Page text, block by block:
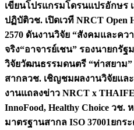
เขียนโปรแกรมโดรนแปรอักษร
ปฏิบัติวช. เปิดเวที NRCT Open
2570 ดันงานวิจัย “สังคมและค
จริง“อาจารย์เชน” รองนายกรั
วิจัยวัฒนธรรมดนตรี “ท่าสยาม
สากลวช. เชิญชมผลงานวิจัยแล
งานแถลงข่าว NRCT x
InnoFood, Healthy Choice วช.
มาตรฐานสากล ISO 37001ยกร